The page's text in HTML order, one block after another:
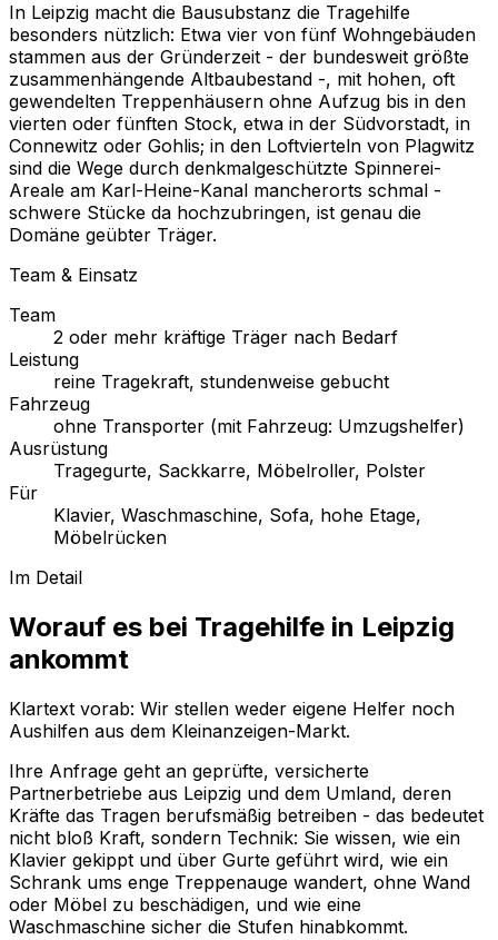
In Leipzig macht die Bausubstanz die Tragehilfe
besonders nützlich: Etwa vier von fünf Wohngebäuden
stammen aus der Gründerzeit - der bundesweit größte
zusammenhängende Altbaubestand -, mit hohen, oft
gewendelten Treppenhäusern ohne Aufzug bis in den
vierten oder fünften Stock, etwa in der Südvorstadt, in
Connewitz oder Gohlis; in den Loftvierteln von Plagwitz
sind die Wege durch denkmalgeschützte Spinnerei-
Areale am Karl-Heine-Kanal mancherorts schmal -
schwere Stücke da hochzubringen, ist genau die
Domäne geübter Träger.
Team & Einsatz
Team
2 oder mehr kräftige Träger nach Bedarf
Leistung
reine Tragekraft, stundenweise gebucht
Fahrzeug
ohne Transporter (mit Fahrzeug: Umzugshelfer)
Ausrüstung
Tragegurte, Sackkarre, Möbelroller, Polster
Für
Klavier, Waschmaschine, Sofa, hohe Etage,
Möbelrücken
Im Detail
Worauf es bei Tragehilfe in Leipzig
ankommt
Klartext vorab: Wir stellen weder eigene Helfer noch
Aushilfen aus dem Kleinanzeigen-Markt.
Ihre Anfrage geht an geprüfte, versicherte
Partnerbetriebe aus Leipzig und dem Umland, deren
Kräfte das Tragen berufsmäßig betreiben - das bedeutet
nicht bloß Kraft, sondern Technik: Sie wissen, wie ein
Klavier gekippt und über Gurte geführt wird, wie ein
Schrank ums enge Treppenauge wandert, ohne Wand
oder Möbel zu beschädigen, und wie eine
Waschmaschine sicher die Stufen hinabkommt.